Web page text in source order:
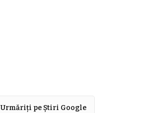
Urmăriți pe Știri Google